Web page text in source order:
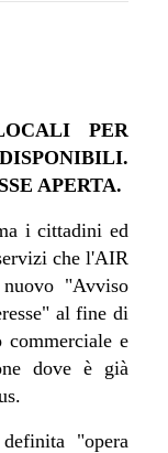
PER
APERTA.
i cittadini ed
che l'AIR
"Avviso
al fine di
e
dove è già
"opera